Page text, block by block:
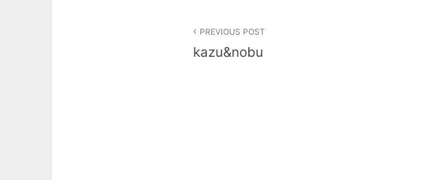
稿
PREVIOUS POST
kazu&nobu